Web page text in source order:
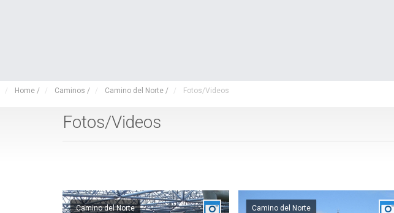
Home / Caminos / Camino del Norte / Fotos/Videos
Fotos/Videos
Camino del Norte Camino del Norte